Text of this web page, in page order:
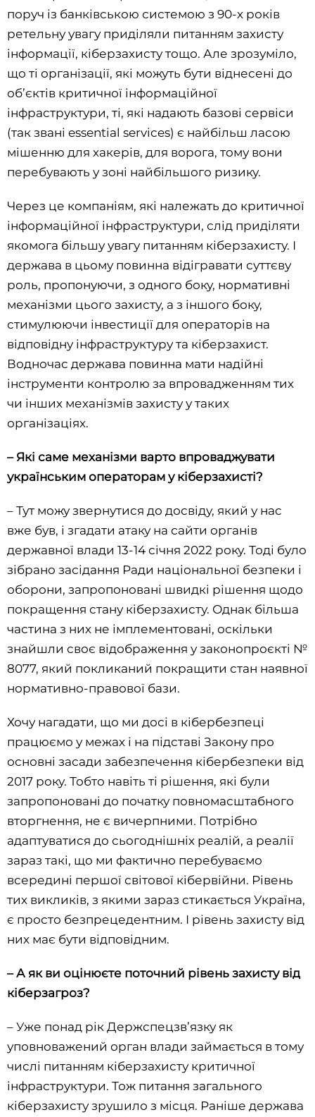
поруч із банківською системою з 90-х років
ретельну увагу приділяли питанням захисту
інформації, кіберзахисту тощо. Але зрозуміло,
що ті організації, які можуть бути віднесені до
об’єктів критичної інформаційної
інфраструктури, ті, які надають базові сервіси
(так звані essential services) є найбільш ласою
мішенню для хакерів, для ворога, тому вони
перебувають у зоні найбільшого ризику.
Через це компаніям, які належать до критичної
інформаційної інфраструктури, слід приділяти
якомога більшу увагу питанням кіберзахисту. І
держава в цьому повинна відігравати суттєву
роль, пропонуючи, з одного боку, нормативні
механізми цього захисту, а з іншого боку,
стимулюючи інвестиції для операторів на
відповідну інфраструктуру та кіберзахист.
Водночас держава повинна мати надійні
інструменти контролю за впровадженням тих
чи інших механізмів захисту у таких
організаціях.
– Які саме механізми варто впроваджувати
українським операторам у кіберзахисті?
– Тут можу звернутися до досвіду, який у нас
вже був, і згадати атаку на сайти органів
державної влади 13-14 січня 2022 року. Тоді було
зібрано засідання Ради національної безпеки і
оборони, запропоновані швидкі рішення щодо
покращення стану кіберзахисту. Однак більша
частина з них не імплементовані, оскільки
знайшли своє відображення у законопроєкті №
8077, який покликаний покращити стан наявної
нормативно-правової бази.
Хочу нагадати, що ми досі в кібербезпеці
працюємо у межах і на підставі Закону про
основні засади забезпечення кібербезпеки від
2017 року. Тобто навіть ті рішення, які були
запропоновані до початку повномасштабного
вторгнення, не є вичерпними. Потрібно
адаптуватися до сьогоднішніх реалій, а реалії
зараз такі, що ми фактично перебуваємо
всередині першої світової кібервійни. Рівень
тих викликів, з якими зараз стикається Україна,
є просто безпрецедентним. І рівень захисту від
них має бути відповідним.
– А як ви оцінюєте поточний рівень захисту від
кіберзагроз?
– Уже понад рік Держспецзв’язку як
уповноважений орган влади займається в тому
числі питанням кіберзахисту критичної
інфраструктури. Тож питання загального
кіберзахисту зрушило з місця. Раніше держава